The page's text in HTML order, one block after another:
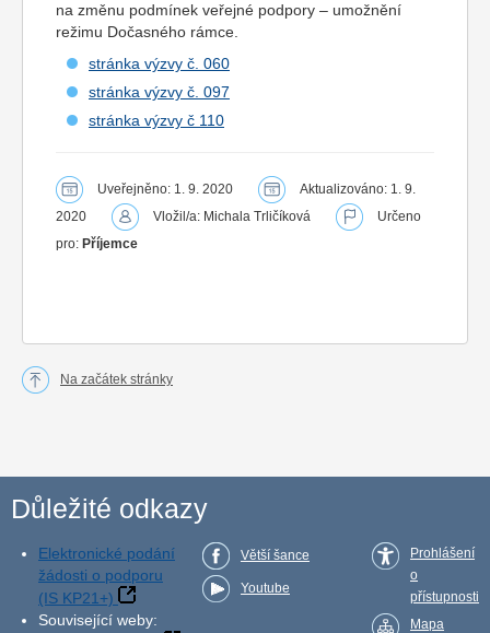
na změnu podmínek veřejné podpory – umožnění
režimu Dočasného rámce.
stránka výzvy č. 060
stránka výzvy č. 097
stránka výzvy č 110
Uveřejněno: 1. 9. 2020
Aktualizováno: 1. 9.
2020
Vložil/a: Michala Trličíková
Určeno
pro: Příjemce
Na začátek stránky
Důležité odkazy
Elektronické podání
žádosti o podporu
(IS KP21+)
Související weby:
Větší šance
Youtube
Prohlášení
o
přístupnosti
Mapa